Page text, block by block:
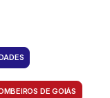
DE GOIÁS